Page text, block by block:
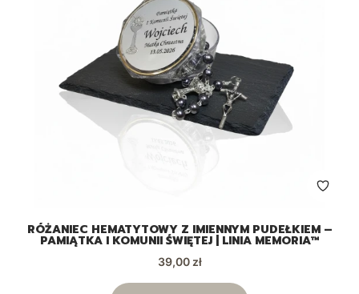
RÓŻANIEC HEMATYTOWY Z IMIENNYM PUDEŁKIEM –
PAMIĄTKA I KOMUNII ŚWIĘTEJ | LINIA MEMORIA™
Cena
39,00 zł